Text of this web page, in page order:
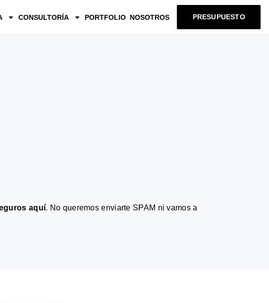
CONSULTORÍA PORTFOLIO NOSOTROS PRESUPUESTO
aquí. No queremos enviarte SPAM ni vamos a